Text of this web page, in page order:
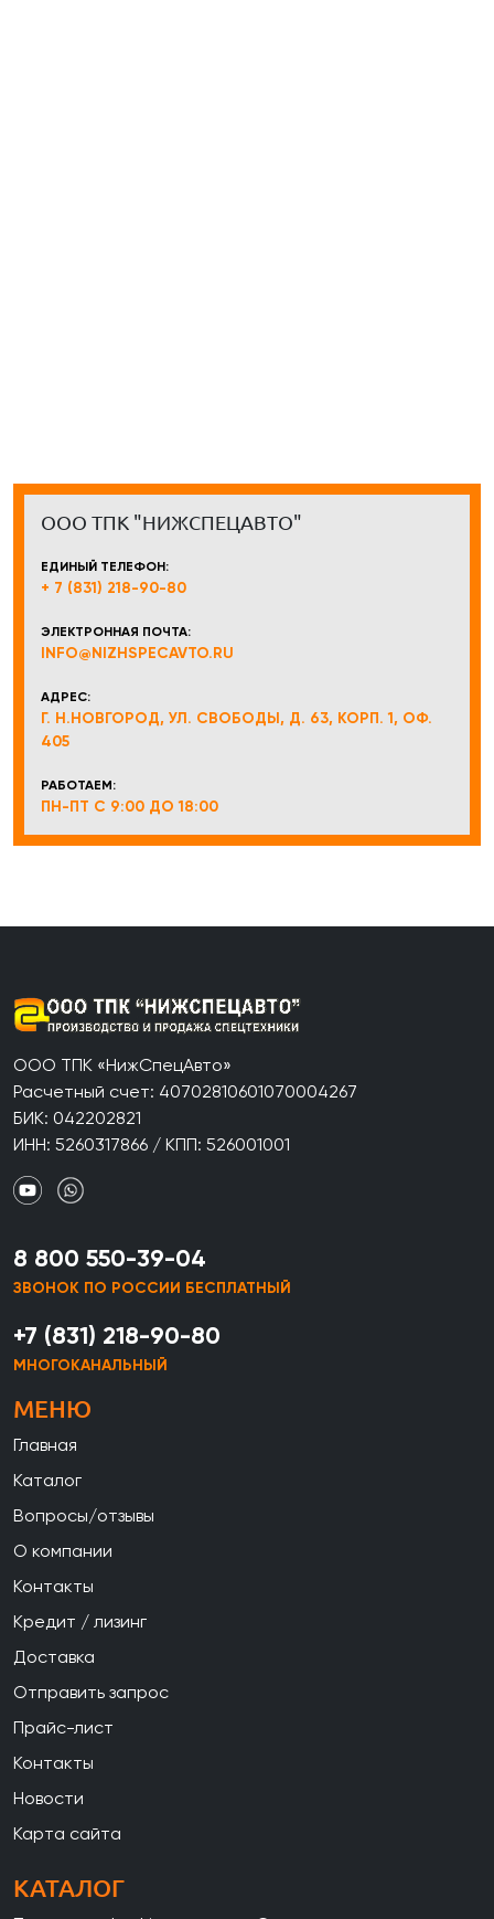
ООО ТПК "НИЖСПЕЦАВТО"
ЕДИНЫЙ ТЕЛЕФОН:
+ 7 (831) 218-90-80
ЭЛЕКТРОННАЯ ПОЧТА:
INFO@NIZHSPECAVTO.RU
АДРЕС:
Г. Н.НОВГОРОД, УЛ. СВОБОДЫ, Д. 63, КОРП. 1, ОФ.
405
РАБОТАЕМ:
ПН-ПТ С 9:00 ДО 18:00
ООО ТПК «НижСпецАвто»
Расчетный счет: 40702810601070004267
БИК: 042202821
ИНН: 5260317866 / КПП: 526001001
8 800 550-39-04
ЗВОНОК ПО РОССИИ БЕСПЛАТНЫЙ
+7 (831) 218-90-80
МНОГОКАНАЛЬНЫЙ
МЕНЮ
Главная
Каталог
Вопросы/отзывы
О компании
Контакты
Кредит / лизинг
Доставка
Отправить запрос
Прайс-лист
Контакты
Новости
Карта сайта
КАТАЛОГ